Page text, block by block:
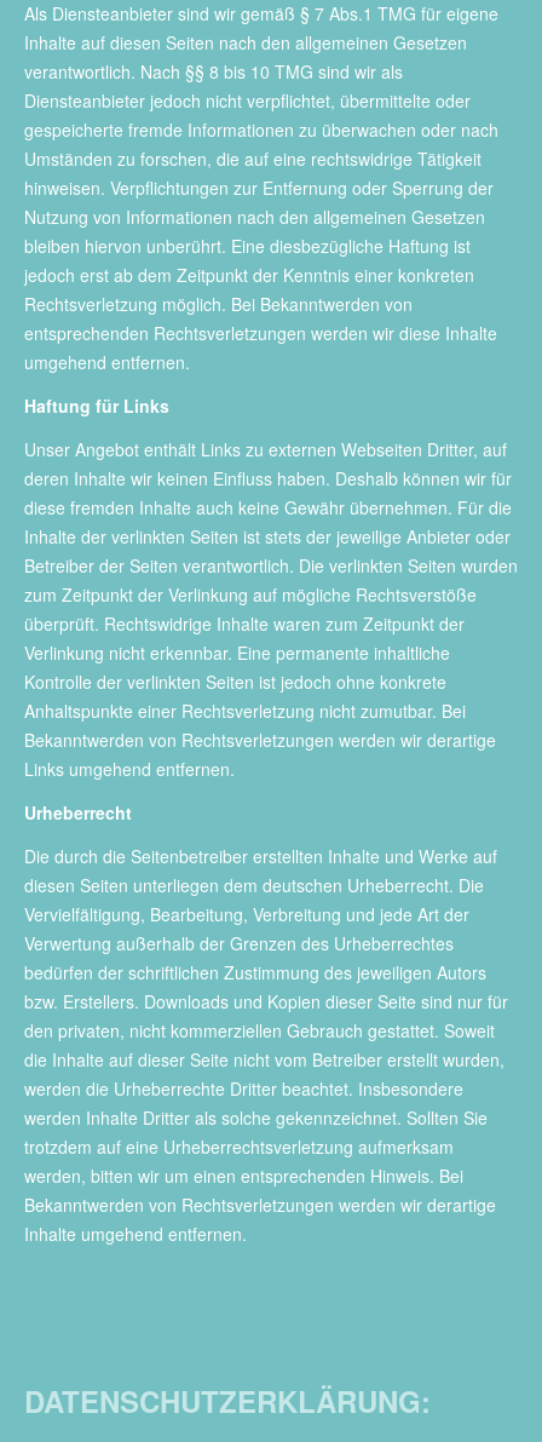
Als Diensteanbieter sind wir gemäß § 7 Abs.1 TMG für eigene
Inhalte auf diesen Seiten nach den allgemeinen Gesetzen
verantwortlich. Nach §§ 8 bis 10 TMG sind wir als
Diensteanbieter jedoch nicht verpflichtet, übermittelte oder
gespeicherte fremde Informationen zu überwachen oder nach
Umständen zu forschen, die auf eine rechtswidrige Tätigkeit
hinweisen. Verpflichtungen zur Entfernung oder Sperrung der
Nutzung von Informationen nach den allgemeinen Gesetzen
bleiben hiervon unberührt. Eine diesbezügliche Haftung ist
jedoch erst ab dem Zeitpunkt der Kenntnis einer konkreten
Rechtsverletzung möglich. Bei Bekanntwerden von
entsprechenden Rechtsverletzungen werden wir diese Inhalte
umgehend entfernen.
Haftung für Links
Unser Angebot enthält Links zu externen Webseiten Dritter, auf
deren Inhalte wir keinen Einfluss haben. Deshalb können wir für
diese fremden Inhalte auch keine Gewähr übernehmen. Für die
Inhalte der verlinkten Seiten ist stets der jeweilige Anbieter oder
Betreiber der Seiten verantwortlich. Die verlinkten Seiten wurden
zum Zeitpunkt der Verlinkung auf mögliche Rechtsverstöße
überprüft. Rechtswidrige Inhalte waren zum Zeitpunkt der
Verlinkung nicht erkennbar. Eine permanente inhaltliche
Kontrolle der verlinkten Seiten ist jedoch ohne konkrete
Anhaltspunkte einer Rechtsverletzung nicht zumutbar. Bei
Bekanntwerden von Rechtsverletzungen werden wir derartige
Links umgehend entfernen.
Urheberrecht
Die durch die Seitenbetreiber erstellten Inhalte und Werke auf
diesen Seiten unterliegen dem deutschen Urheberrecht. Die
Vervielfältigung, Bearbeitung, Verbreitung und jede Art der
Verwertung außerhalb der Grenzen des Urheberrechtes
bedürfen der schriftlichen Zustimmung des jeweiligen Autors
bzw. Erstellers. Downloads und Kopien dieser Seite sind nur für
den privaten, nicht kommerziellen Gebrauch gestattet. Soweit
die Inhalte auf dieser Seite nicht vom Betreiber erstellt wurden,
werden die Urheberrechte Dritter beachtet. Insbesondere
werden Inhalte Dritter als solche gekennzeichnet. Sollten Sie
trotzdem auf eine Urheberrechtsverletzung aufmerksam
werden, bitten wir um einen entsprechenden Hinweis. Bei
Bekanntwerden von Rechtsverletzungen werden wir derartige
Inhalte umgehend entfernen.
DATENSCHUTZERKLÄRUNG: